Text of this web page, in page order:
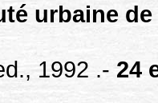
urbaine
1992 .- 24